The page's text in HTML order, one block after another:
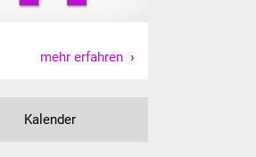
mehr erfahren
Kalender